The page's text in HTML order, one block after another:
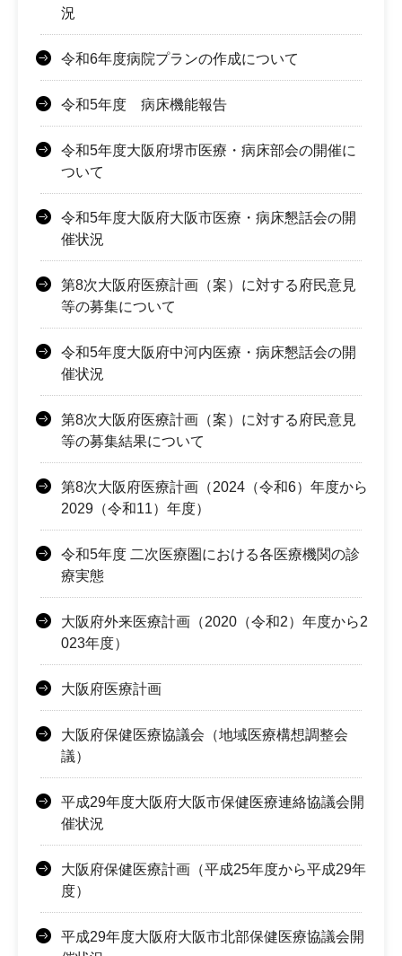
況
令和6年度病院プランの作成について
令和5年度 病床機能報告
令和5年度大阪府堺市医療・病床部会の開催に
ついて
令和5年度大阪府大阪市医療・病床懇話会の開
催状況
第8次大阪府医療計画（案）に対する府民意見
等の募集について
令和5年度大阪府中河内医療・病床懇話会の開
催状況
第8次大阪府医療計画（案）に対する府民意見
等の募集結果について
第8次大阪府医療計画（2024（令和6）年度から
2029（令和11）年度）
令和5年度 二次医療圏における各医療機関の診
療実態
大阪府外来医療計画（2020（令和2）年度から2
023年度）
大阪府医療計画
大阪府保健医療協議会（地域医療構想調整会
議）
平成29年度大阪府大阪市保健医療連絡協議会開
催状況
大阪府保健医療計画（平成25年度から平成29年
度）
平成29年度大阪府大阪市北部保健医療協議会開